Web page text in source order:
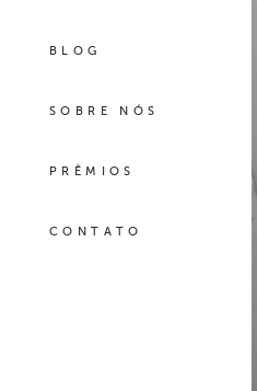
BLOG
SOBRE NÓS
PRÊMIOS
CONTATO